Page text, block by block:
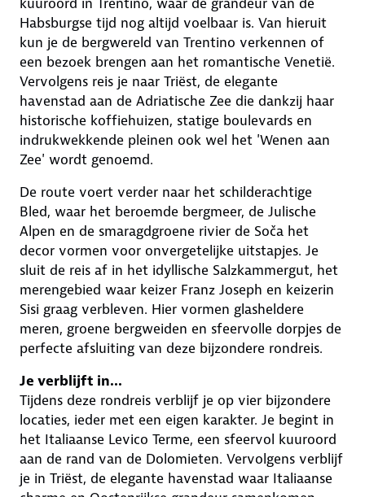
Habsburgse tijd nog altijd voelbaar is. Van hieruit
kun je de bergwereld van Trentino verkennen of
een bezoek brengen aan het romantische Venetië.
Vervolgens reis je naar Triëst, de elegante
havenstad aan de Adriatische Zee die dankzij haar
historische koffiehuizen, statige boulevards en
indrukwekkende pleinen ook wel het 'Wenen aan
Zee' wordt genoemd.
De route voert verder naar het schilderachtige
Bled, waar het beroemde bergmeer, de Julische
Alpen en de smaragdgroene rivier de Soča het
decor vormen voor onvergetelijke uitstapjes. Je
sluit de reis af in het idyllische Salzkammergut, het
merengebied waar keizer Franz Joseph en keizerin
Sisi graag verbleven. Hier vormen glasheldere
meren, groene bergweiden en sfeervolle dorpjes de
perfecte afsluiting van deze bijzondere rondreis.
Je verblijft in...
Tijdens deze rondreis verblijf je op vier bijzondere
locaties, ieder met een eigen karakter. Je begint in
het Italiaanse Levico Terme, een sfeervol kuuroord
aan de rand van de Dolomieten. Vervolgens verblijf
je in Triëst, de elegante havenstad waar Italiaanse